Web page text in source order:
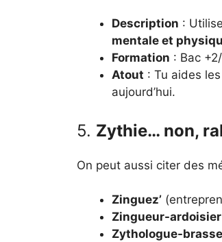
Description :
mentale et
Formation : Bac
Atout : Tu aides
aujourd’hui.
5. Zythie… non,
On peut aussi citer des
Zinguez’
Zingueur-ardoisier
Zythologue-